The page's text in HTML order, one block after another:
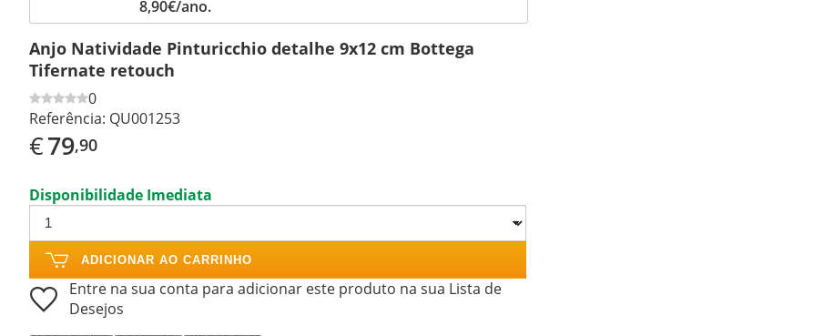
8,90€/ano.
Anjo Natividade Pinturicchio detalhe 9x12 cm Bottega
Tifernate retouch
0
Referência: QU001253
€79,90
Disponibilidade Imediata
ADICIONAR AO CARRINHO
Entre na sua conta para adicionar este produto na sua Lista de
Desejos